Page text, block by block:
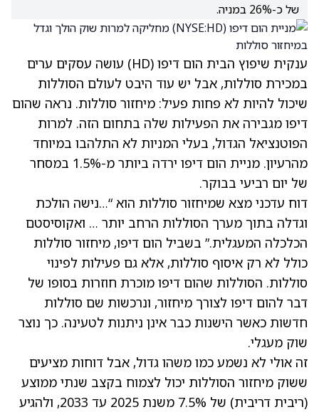
של כ-26% במניה.
ענקית שיפוץ הבית הום דיפו (HD)
עושה עסקים ערים
במכירת סוללות, אבל יש עוד היבט לעולם הסוללות
שיכול להיות לא פחות פעיל: מיחזור סוללות. נראה שהום
דיפו מגבירה את הפעילות שלה בתחום הזה. למרות
הפוטנציאל הגדול, בעלי המניות לא התלהבו במיוחד
מהרעיון. מניית הום דיפו ירדה ביותר מ-1.5% במסחר
של יום רביעי בבוקר.
דוח עדכני מצא שמיחזור סוללות הוא “…נישה הולכת
וגדלה בתוך מערך הסוללות הרחב יותר … ואקוסיסטם
הכלכלה המעגלית.” בשביל הום דיפו, מיחזור סוללות
כולל לא רק איסוף סוללות, אלא גם פעילות לפינוי
סוללות. הסוללות שהום דיפו מוכרת חוזרות בסופו של
דבר להום דיפו לצורך מיחזור, ונרכשות שם סוללות
חדשות כאשר הישנות כבר אינן ניתנות לטעינה. כך נוצר
שוק מעגלי.
זה אולי לא נשמע כמו משהו גדול, אבל דוחות מציעים
ששוק מיחזור הסוללות יכול לצמוח בקצב שנתי ממוצע
(ריבית דריבית) של 7.5% משנת 2025 עד 2033, ולהגיע